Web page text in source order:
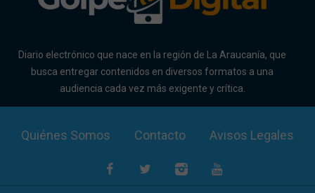
Diario electrónico que nace en la región de La Araucanía, que
busca entregar contenidos en diversos formatos a una
audiencia cada vez más exigente y crítica.
Quiénes Somos Contacto Avisos Legales